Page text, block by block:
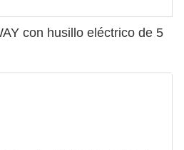
con husillo eléctrico de 5